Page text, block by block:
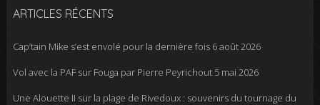
ARTICLES RÉCENTS
Cap’tain Mike s’est envolé pour la dernière fois 6 août 2026
Vol avec la PAF sur Fouga par Pierre Peyrichout 5 mai 2026
Une Alouette II sur la plage de Rivedoux : souvenirs du tournage du